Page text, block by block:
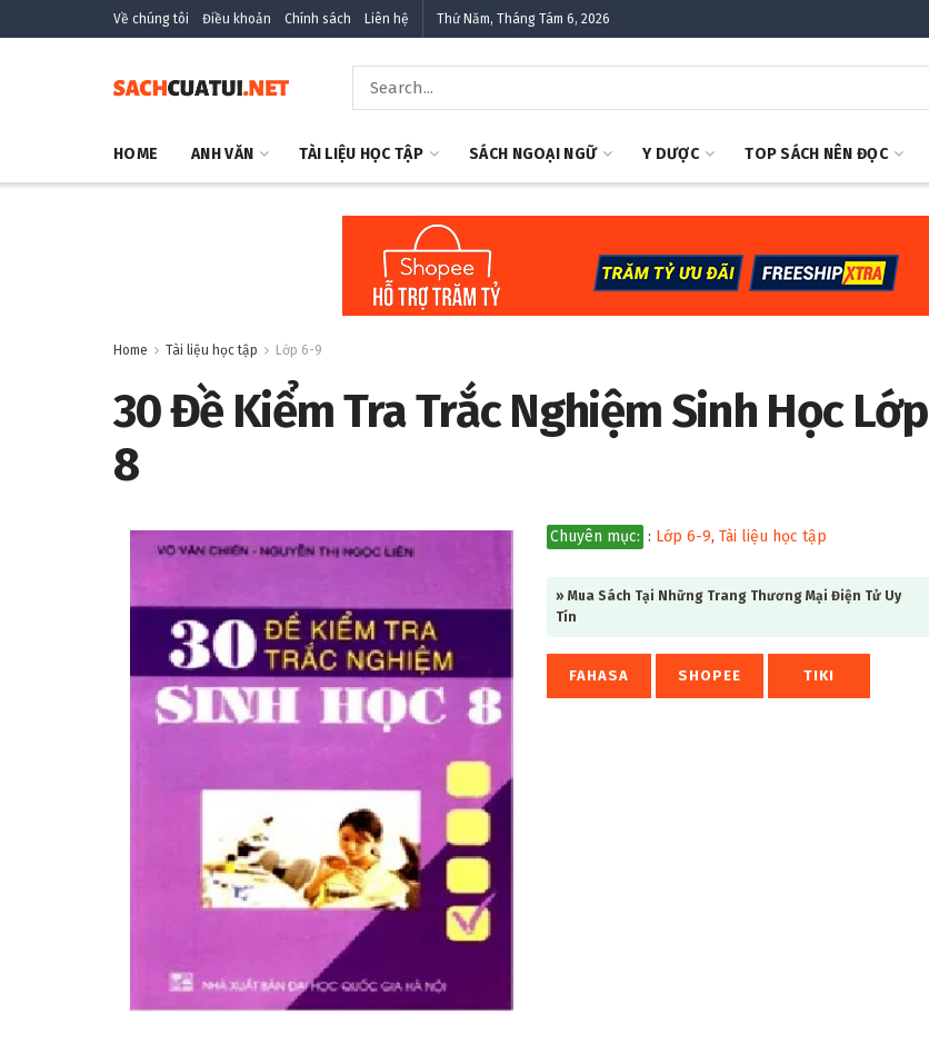
Về chúng tôi Điều khoản Chính sách Liên hệ Thứ Năm, Tháng Tám 6, 2026
HOME ANH VĂN TÀI LIỆU HỌC TẬP SÁCH NGOẠI NGỮ Y DƯỢC TOP SÁCH NÊN ĐỌC
Home Tài liệu học tập Lớp 6-9
30 Đề Kiểm Tra Trắc Nghiệm Sinh Học Lớp
8
Chuyên mục: : Lớp 6-9, Tài liệu học tập
» Mua Sách Tại Những Trang Thương Mại Điện Tử Uy
Tín
FAHASA SHOPEE TIKI